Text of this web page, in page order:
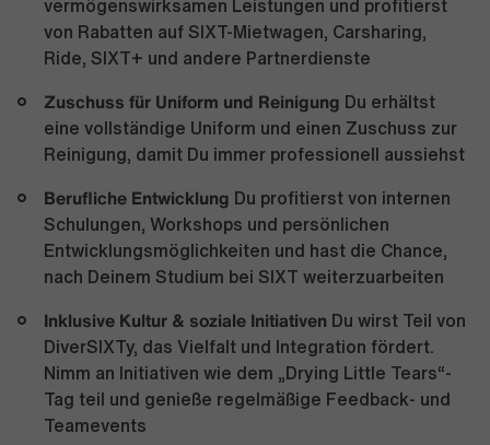
vermögenswirksamen Leistungen und profitierst
von Rabatten auf SIXT-Mietwagen, Carsharing,
Ride, SIXT+ und andere Partnerdienste
Zuschuss für Uniform und Reinigung Du erhältst
eine vollständige Uniform und einen Zuschuss zur
Reinigung, damit Du immer professionell aussiehst
Berufliche Entwicklung Du profitierst von internen
Schulungen, Workshops und persönlichen
Entwicklungsmöglichkeiten und hast die Chance,
nach Deinem Studium bei SIXT weiterzuarbeiten
Inklusive Kultur & soziale Initiativen Du wirst Teil von
DiverSIXTy, das Vielfalt und Integration fördert.
Nimm an Initiativen wie dem „Drying Little Tears“-
Tag teil und genieße regelmäßige Feedback- und
Teamevents